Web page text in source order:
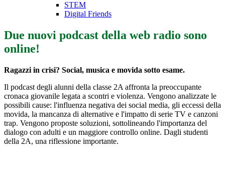
STEM
Digital Friends
Due nuovi podcast della web radio sono
online!
Ragazzi in crisi? Social, musica e movida sotto esame.
Il podcast degli alunni della classe 2A affronta la preoccupante
cronaca giovanile legata a scontri e violenza. Vengono analizzate le
possibili cause: l'influenza negativa dei social media, gli eccessi della
movida, la mancanza di alternative e l'impatto di serie TV e canzoni
trap. Vengono proposte soluzioni, sottolineando l'importanza del
dialogo con adulti e un maggiore controllo online. Dagli studenti
della 2A, una riflessione importante.